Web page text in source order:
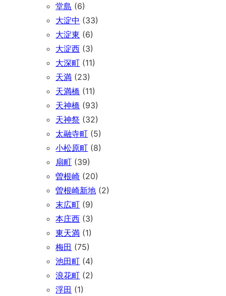
堂島 (6)
大淀中 (33)
大淀東 (6)
大淀西 (3)
大深町 (11)
天満 (23)
天満橋 (11)
天神橋 (93)
天神祭 (32)
太融寺町 (5)
小松原町 (8)
扇町 (39)
曽根崎 (20)
曽根崎新地 (2)
末広町 (9)
本庄西 (3)
東天満 (1)
梅田 (75)
池田町 (4)
浪花町 (2)
浮田 (1)